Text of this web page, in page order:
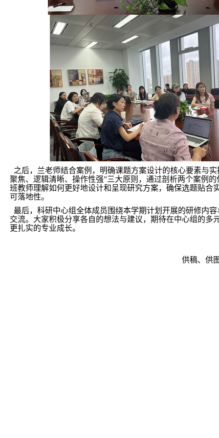
之后，兰老师结合案例，明确课题方案设计的核心要素与
聚焦、逻辑清晰、操作性强”三大原则，通过剖析两个案例
班教师理解如何更好地设计和呈现研究方案，确保选题贴合
可落地性。
最后，科研中心组全体成员围绕本学期计划开展的研修内
交流。大家积极分享各自的想法与建议，期待在中心组的多
更扎实的专业成长。
供稿、供